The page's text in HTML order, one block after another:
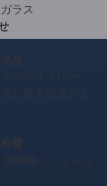
ラス
む粉末合金およ
塵